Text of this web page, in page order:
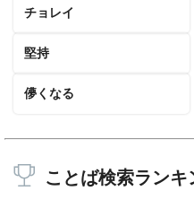
チョレイ
堅持
儚くなる
ことば検索ランキ